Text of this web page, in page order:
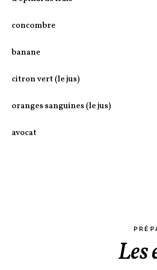
concombre
banane
citron vert (le jus)
oranges sanguines (le jus)
avocat
Les